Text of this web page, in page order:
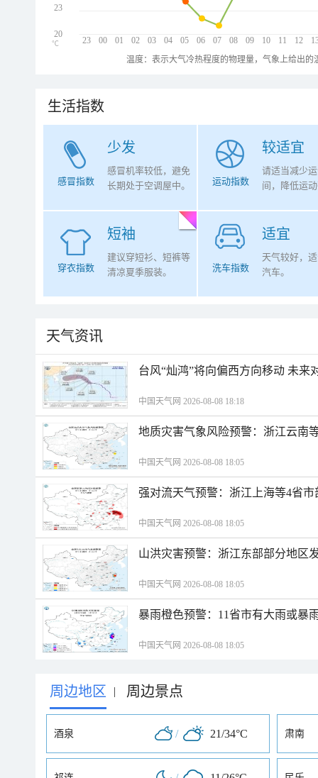
23 00 01 02 03 04 05 06 07 08 09 10 11 12
23
20
℃
温度：表示大气冷热程度的物理量，气象上给出
生活指数
少发
感冒指数
感冒机率较低，避免
长期处于空调屋中。
较适宜
运动指数
请适当减少
间，降低运
短袖
穿衣指数
建议穿短衫、短裤等
清凉夏季服装。
适宜
洗车指数
天气较好，
汽车。
天气资讯
台风“灿鸿”将向偏西方向移动 未来
中国天气网 2026-08-08 18:18
地质灾害气象风险预警：浙江云南
中国天气网 2026-08-08 18:05
强对流天气预警：浙江上海等4省
中国天气网 2026-08-08 18:05
山洪灾害预警：浙江东部部分地区
中国天气网 2026-08-08 18:05
暴雨橙色预警：11省市有大雨或暴
中国天气网 2026-08-08 18:05
周边地区 | 周边景点
酒泉 / 21/34°C 肃南